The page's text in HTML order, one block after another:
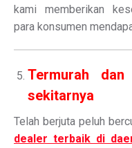
kami memberikan
para konsumen
Termurah
sekitarnya
Telah berjuta peluh
dealer terbaik di